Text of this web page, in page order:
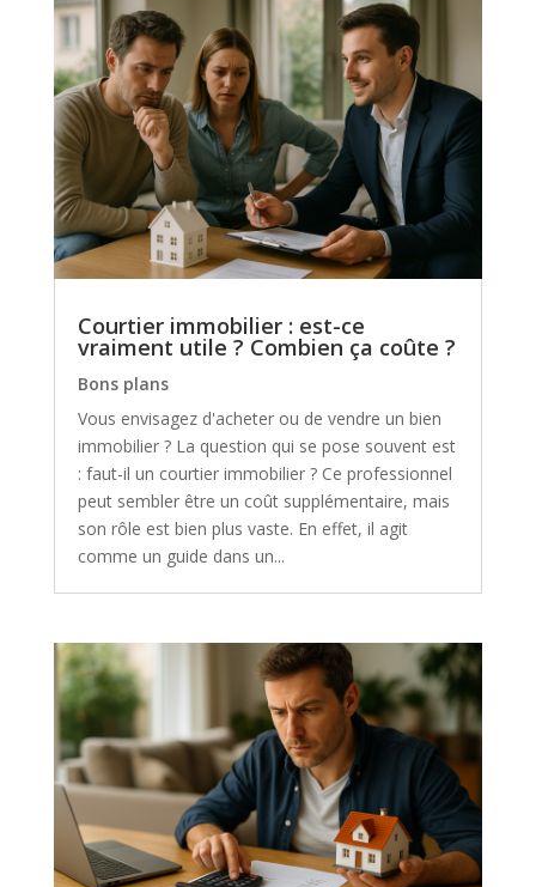
Courtier immobilier : est-ce
vraiment utile ? Combien ça coûte ?
Bons plans
Vous envisagez d'acheter ou de vendre un bien
immobilier ? La question qui se pose souvent est
: faut-il un courtier immobilier ? Ce professionnel
peut sembler être un coût supplémentaire, mais
son rôle est bien plus vaste. En effet, il agit
comme un guide dans un...